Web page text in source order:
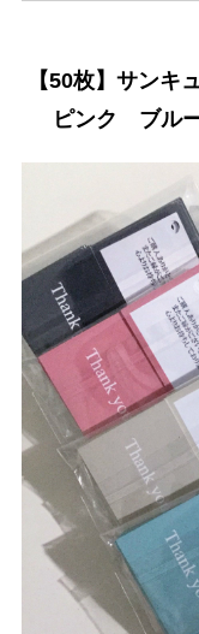
【50枚】サン
ピンク ブル